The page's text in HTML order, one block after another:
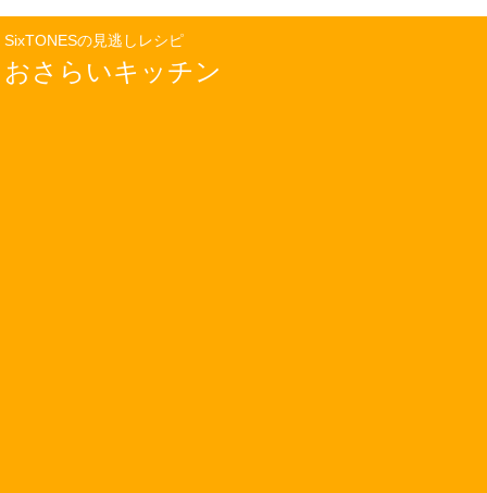
SixTONESの見逃しレシピ
おさらいキッチン